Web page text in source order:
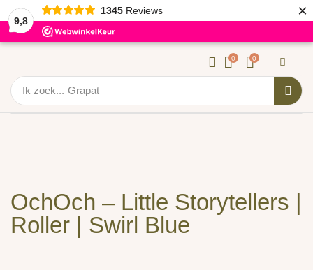
9,8
1345 Reviews ×
Ik zoek... Grapat
0 0
OchOch – Little Storytellers |
Roller | Swirl Blue